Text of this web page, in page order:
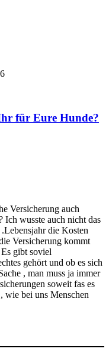
für Eure Hunde?
Versicherung auch
Ich wusste auch nicht das
die Kosten
Versicherung kommt
gibt soviel
gehört und ob es sich
, man muss ja immer
soweit fas es
wie bei uns Menschen